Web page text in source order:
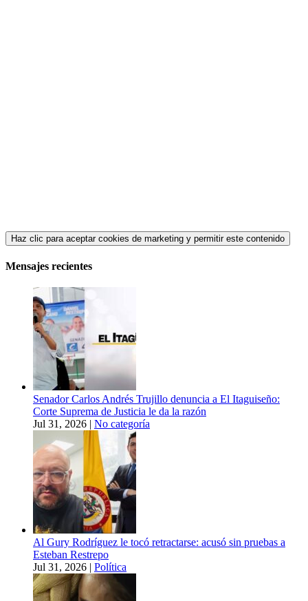
Haz clic para aceptar cookies de marketing y permitir este contenido
Mensajes recientes
Senador Carlos Andrés Trujillo denuncia a El Itaguiseño:
Corte Suprema de Justicia le da la razón
Jul 31, 2026
No categoría
Al Gury Rodríguez le tocó retractarse: acusó sin pruebas a
Esteban Restrepo
Jul 31, 2026
Política